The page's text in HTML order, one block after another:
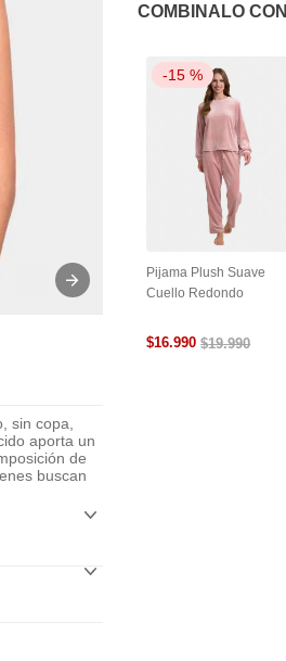
sin copa,
aporta un
de
buscan
COMBINALO CON
-15 %
Pijama Plush Suave
Cuello Redondo
$16.990 $19.990